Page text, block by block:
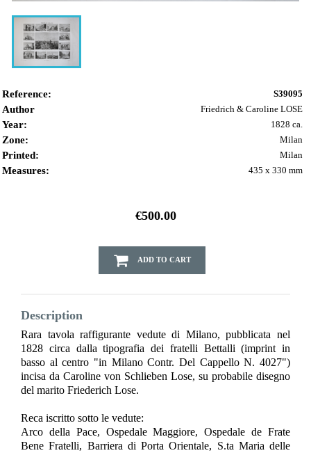
Reference: S39095
Author Friedrich & Caroline LOSE
Year: 1828 ca.
Zone: Milan
Printed: Milan
Measures: 435 x 330 mm
€500.00
ADD TO CART
Description
Rara tavola raffigurante vedute di Milano, pubblicata nel
1828 circa dalla tipografia dei fratelli Bettalli (imprint in
basso al centro "in Milano Contr. Del Cappello N. 4027")
incisa da Caroline von Schlieben Lose, su probabile disegno
del marito Friederich Lose.
Reca iscritto sotto le vedute:
Arco della Pace, Ospedale Maggiore, Ospedale de Frate
Bene Fratelli, Barriera di Porta Orientale, S.ta Maria delle